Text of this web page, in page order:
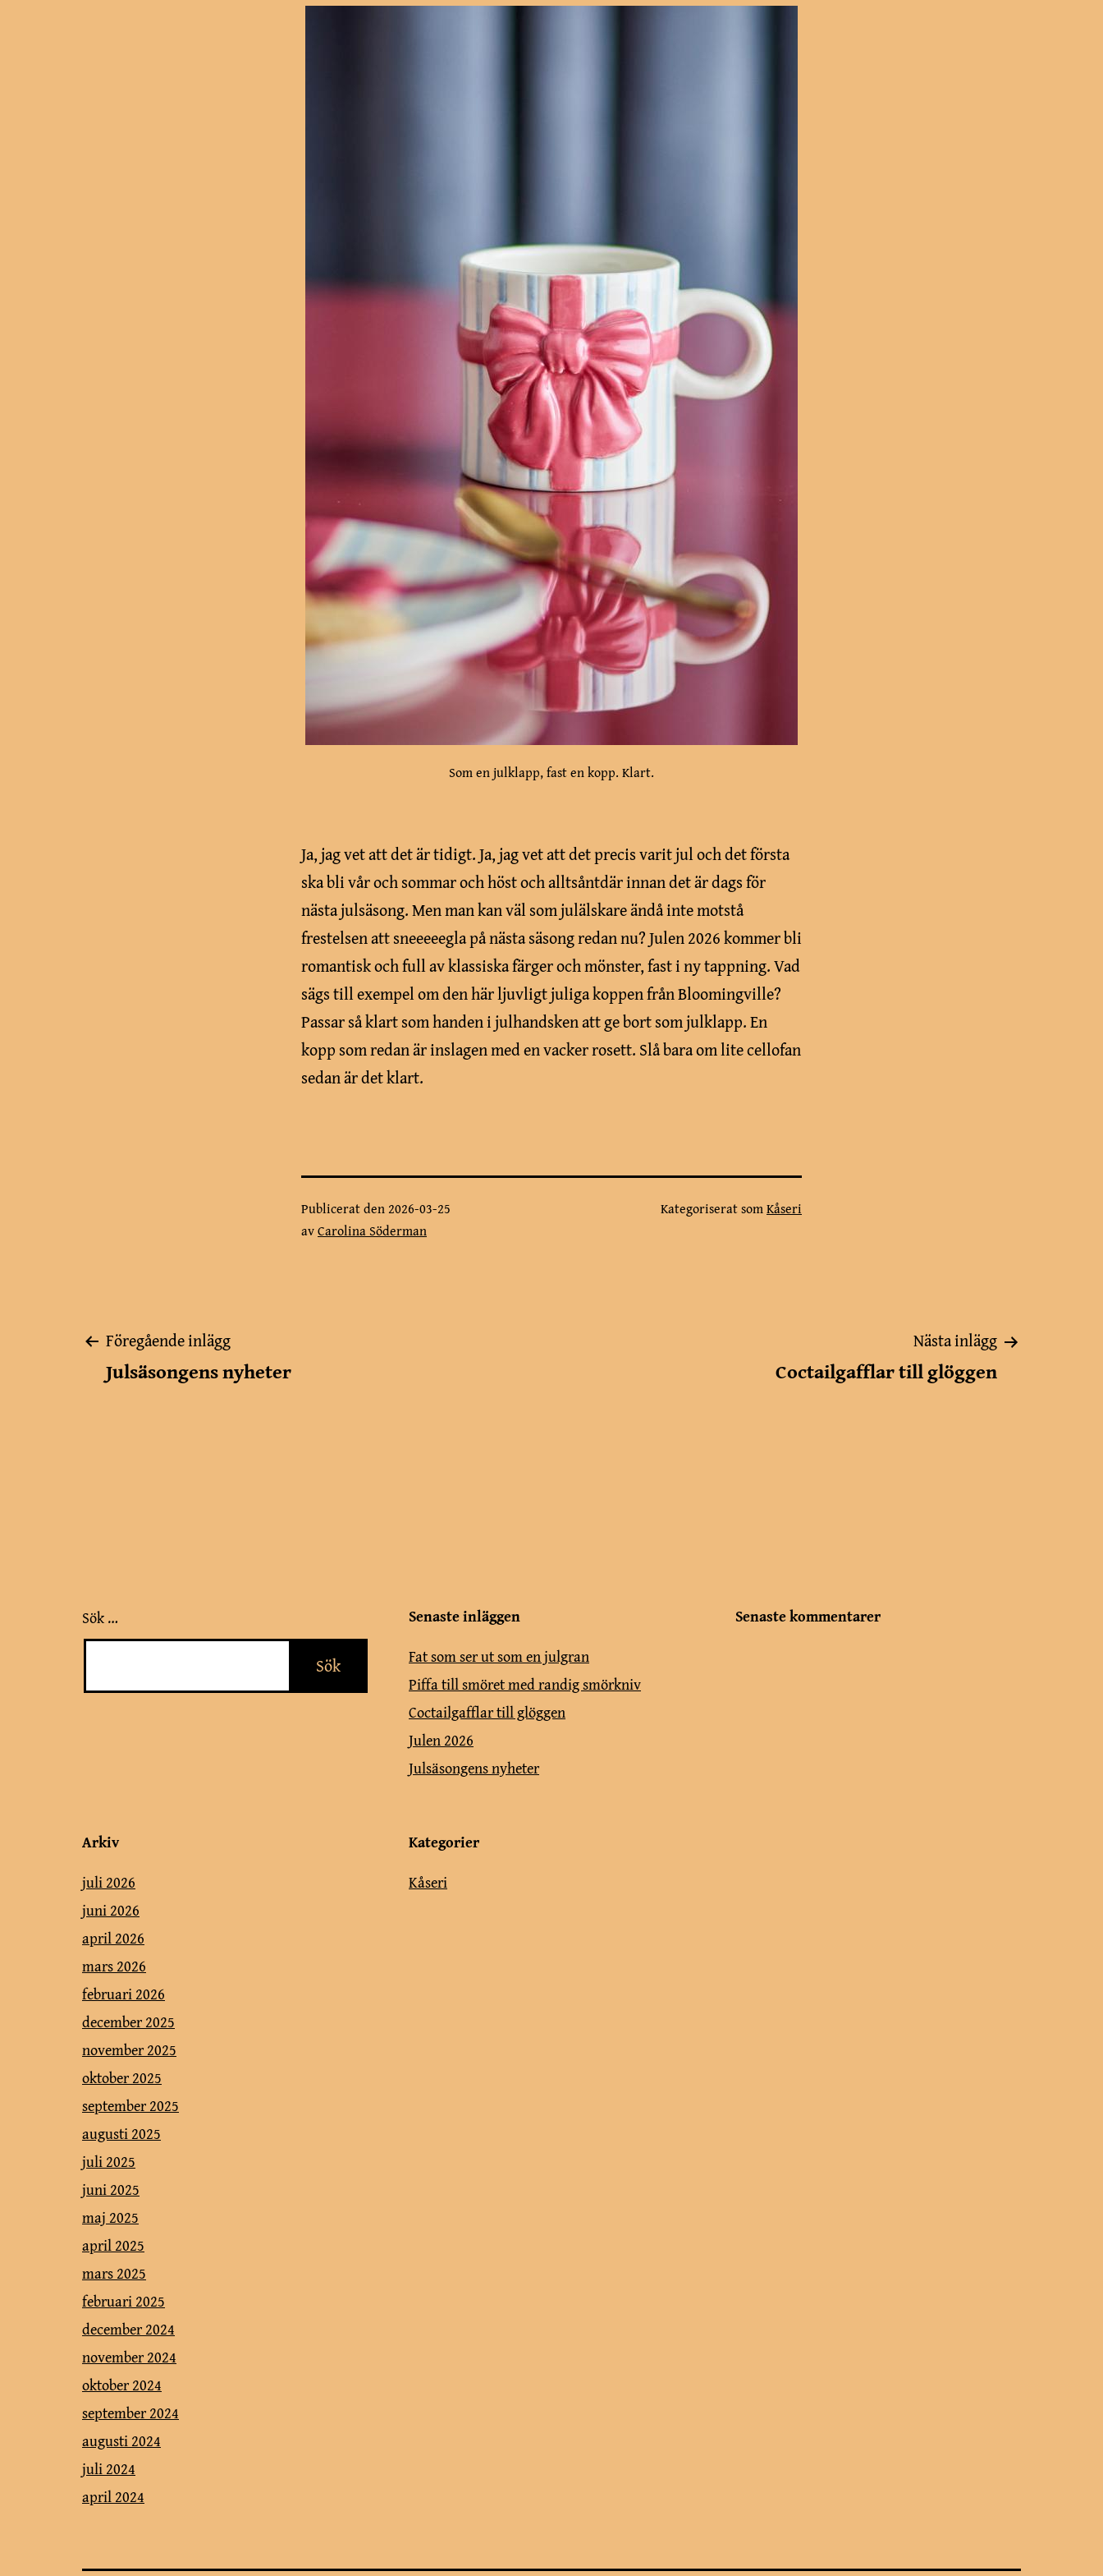
Som en julklapp, fast en kopp. Klart.
Ja, jag vet att det är tidigt. Ja, jag vet att det precis varit jul och det första
ska bli vår och sommar och höst och alltsåntdär innan det är dags för
nästa julsäsong. Men man kan väl som julälskare ändå inte motstå
frestelsen att sneeeeegla på nästa säsong redan nu? Julen 2026 kommer bli
romantisk och full av klassiska färger och mönster, fast i ny tappning. Vad
sägs till exempel om den här ljuvligt juliga koppen från Bloomingville?
Passar så klart som handen i julhandsken att ge bort som julklapp. En
kopp som redan är inslagen med en vacker rosett. Slå bara om lite cellofan
sedan är det klart.
Publicerat den2026-03-25
avCarolina Söderman
Kategoriserat somKåseri
Inläggsnavigering
Föregående inlägg
Julsäsongens nyheter
Nästa inlägg
Coctailgafflar till glöggen
Sök …
Senaste inläggen
Fat som ser ut som en julgran
Piffa till smöret med randig smörkniv
Coctailgafflar till glöggen
Julen 2026
Julsäsongens nyheter
Senaste kommentarer
Arkiv
juli 2026
juni 2026
april 2026
mars 2026
februari 2026
december 2025
november 2025
oktober 2025
september 2025
augusti 2025
juli 2025
juni 2025
maj 2025
april 2025
mars 2025
februari 2025
december 2024
november 2024
oktober 2024
september 2024
augusti 2024
juli 2024
april 2024
Kategorier
Kåseri